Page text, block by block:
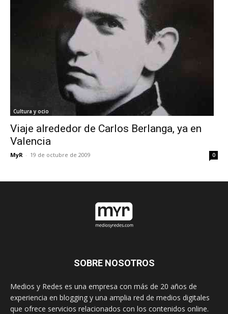
Cultura y ocio
Viaje alrededor de Carlos Berlanga, ya en
Valencia
MyR - 19 de octubre de 2009 0
SOBRE NOSOTROS
Medios y Redes es una empresa con más de 20 años de
experiencia en blogging y una amplia red de medios digitales
que ofrece servicios relacionados con los contenidos online.